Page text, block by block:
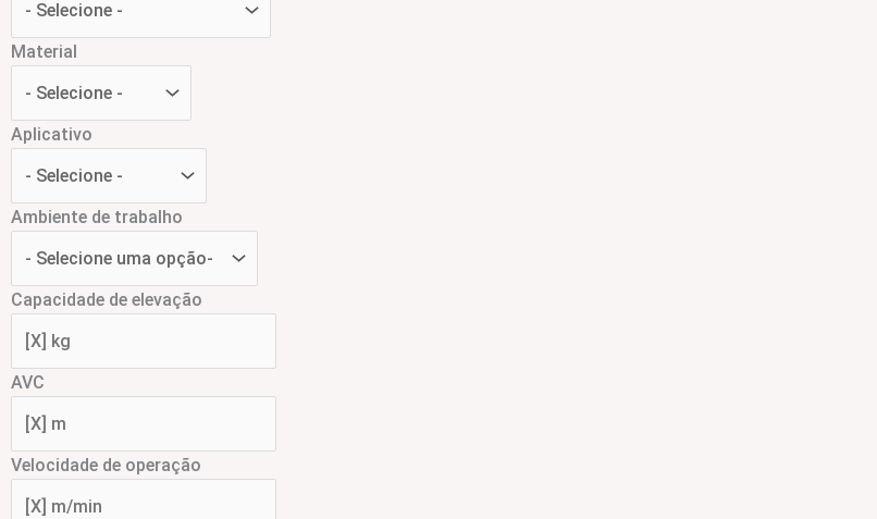
Material
Aplicativo
Ambiente de trabalho
Capacidade de elevação
AVC
Velocidade de operação